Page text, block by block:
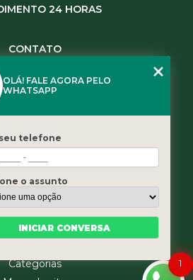
24 HORAS
CONTATO
(11) 3461-5871
Quem somos
Serviços
Blog
Categorias
1
OLÁ! FALE AGORA PELO
WHATSAPP
telefone
o assunto
INICIAR CONVERSA